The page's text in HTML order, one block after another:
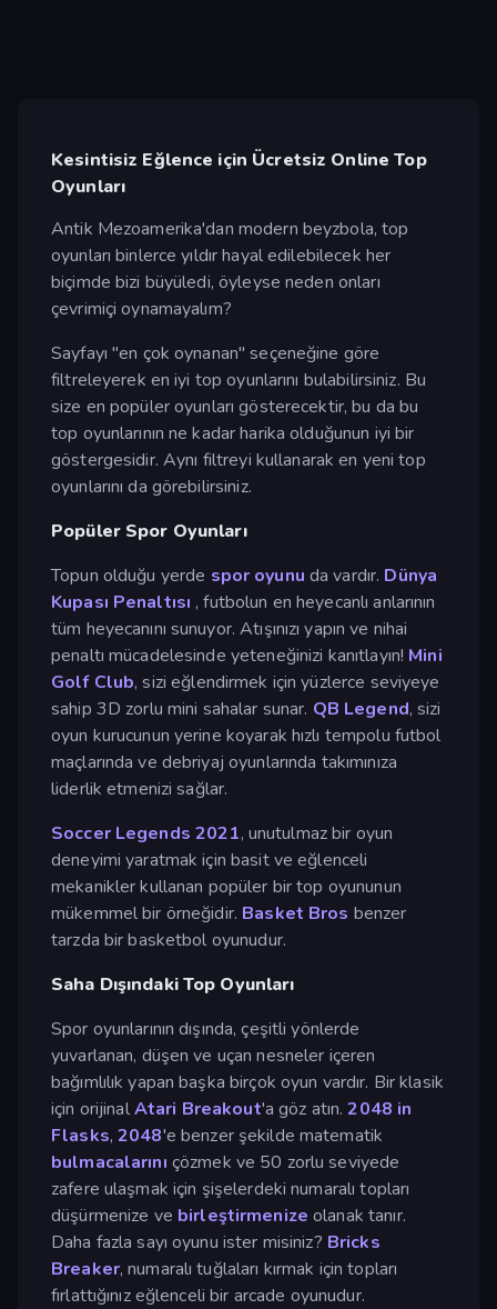
Kesintisiz Eğlence için Ücretsiz Online Top
Oyunları
Antik Mezoamerika'dan modern beyzbola, top
oyunları binlerce yıldır hayal edilebilecek her
biçimde bizi büyüledi, öyleyse neden onları
çevrimiçi oynamayalım?
Sayfayı "en çok oynanan" seçeneğine göre
filtreleyerek en iyi top oyunlarını bulabilirsiniz. Bu
size en popüler oyunları gösterecektir, bu da bu
top oyunlarının ne kadar harika olduğunun iyi bir
göstergesidir. Aynı filtreyi kullanarak en yeni top
oyunlarını da görebilirsiniz.
Popüler Spor Oyunları
Topun olduğu yerde spor oyunu da vardır. Dünya
Kupası Penaltısı , futbolun en heyecanlı anlarının
tüm heyecanını sunuyor. Atışınızı yapın ve nihai
penaltı mücadelesinde yeteneğinizi kanıtlayın! Mini
Golf Club, sizi eğlendirmek için yüzlerce seviyeye
sahip 3D zorlu mini sahalar sunar. QB Legend, sizi
oyun kurucunun yerine koyarak hızlı tempolu futbol
maçlarında ve debriyaj oyunlarında takımınıza
liderlik etmenizi sağlar.
Soccer Legends 2021, unutulmaz bir oyun
deneyimi yaratmak için basit ve eğlenceli
mekanikler kullanan popüler bir top oyununun
mükemmel bir örneğidir. Basket Bros benzer
tarzda bir basketbol oyunudur.
Saha Dışındaki Top Oyunları
Spor oyunlarının dışında, çeşitli yönlerde
yuvarlanan, düşen ve uçan nesneler içeren
bağımlılık yapan başka birçok oyun vardır. Bir klasik
için orijinalAtari Breakout'a göz atın.2048 in
Flasks,2048'e benzer şekilde matematik
bulmacalarını çözmek ve 50 zorlu seviyede
zafere ulaşmak için şişelerdeki numaralı topları
düşürmenize ve birleştirmenize olanak tanır.
Daha fazla sayı oyunu ister misiniz? Bricks
Breaker, numaralı tuğlaları kırmak için topları
fırlattığınız eğlenceli bir arcade oyunudur.